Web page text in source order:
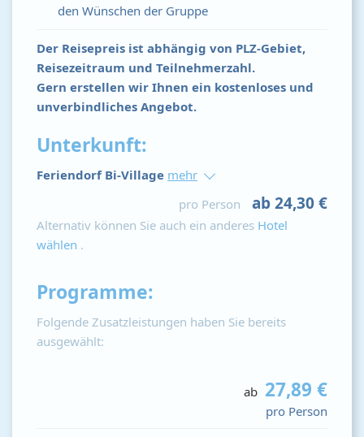
den Wünschen der Gruppe
Der Reisepreis ist abhängig von PLZ-Gebiet,
Reisezeitraum und Teilnehmerzahl.
Gern erstellen wir Ihnen ein kostenloses und
unverbindliches Angebot.
Unterkunft:
Feriendorf Bi-Village mehr
pro Person
ab 24,30 €
Alternativ können Sie auch ein anderes Hotel
wählen .
Programme:
Folgende Zusatzleistungen haben Sie bereits
ausgewählt:
ab 27,89 €
pro Person